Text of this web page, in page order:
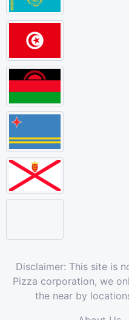
Disclaimer: This site is
Pizza corporation, we
the near by